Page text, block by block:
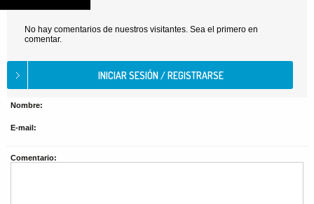
No hay comentarios de nuestros visitantes. Sea el primero en
comentar.
Nombre:
E-mail:
Comentario: